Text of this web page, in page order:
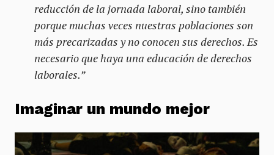
reducción de la jornada laboral, sino también
porque muchas veces nuestras poblaciones son
más precarizadas y no conocen sus derechos. Es
necesario que haya una educación de derechos
laborales.”
Imaginar un mundo mejor